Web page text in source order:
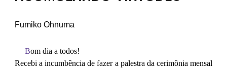
Fumiko Ohnuma
Bom dia a todos!
Recebi a incumbência de fazer a palestra da cerimônia mensal